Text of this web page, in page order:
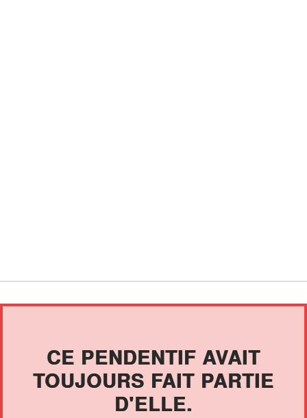
CE PENDENTIF AVAIT
TOUJOURS FAIT PARTIE
D'ELLE.